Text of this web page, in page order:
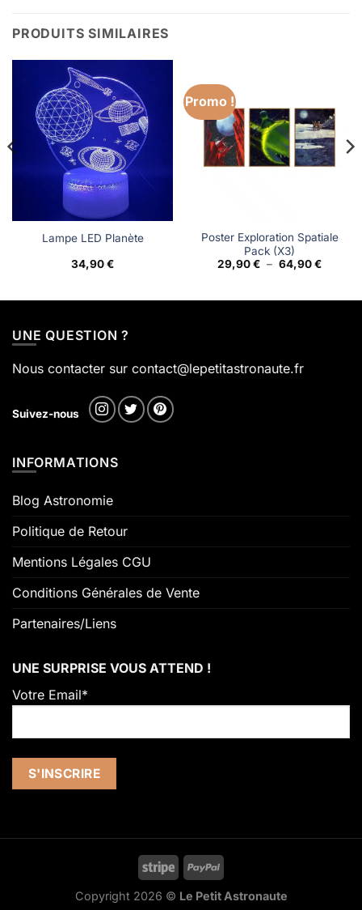
PRODUITS SIMILAIRES
Lampe LED Planète
34,90€
Promo !
Poster Exploration Spatiale
Pack (X3)
29,90€ – 64,90€Plage
UNE QUESTION ?
Nous contacter sur contact@lepetitastronaute.fr
Suivez-nous
INFORMATIONS
Blog Astronomie
Politique de Retour
Mentions Légales CGU
Conditions Générales de Vente
Partenaires/Liens
UNE SURPRISE VOUS ATTEND !
Votre Email*
Stripe PayPal
Copyright 2026 © Le Petit Astronaute